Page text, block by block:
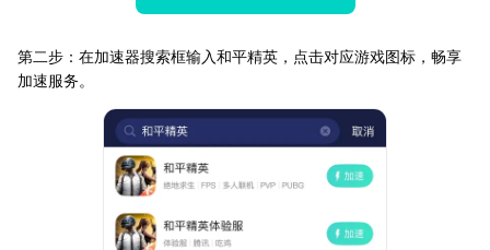
第二步：在加速器搜索框输入和平精英，点击对应游戏图标，畅享
加速服务。